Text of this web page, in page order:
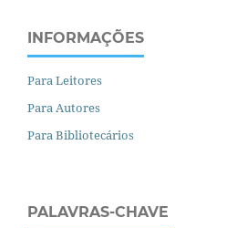
INFORMAÇÕES
Para Leitores
Para Autores
Para Bibliotecários
PALAVRAS-CHAVE